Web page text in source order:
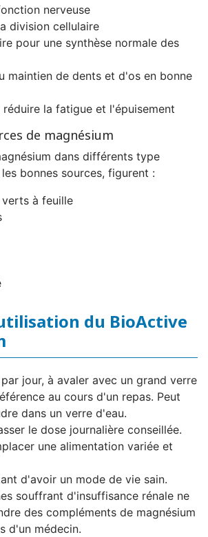
nerveuse
division cellulaire
pour une synthèse normale des
maintien de dents et d'os en bonne
réduire la fatigue et l'épuisement
de magnésium
dans différents type
bonnes sources, figurent :
verts à feuille
du BioActive
jour, à avaler avec un grand verre
au cours d'un repas. Peut
dans un verre d'eau.
le dose journalière conseillée.
une alimentation variée et
d'avoir un mode de vie sain.
souffrant d'insuffisance rénale ne
des compléments de magnésium
d'un médecin.